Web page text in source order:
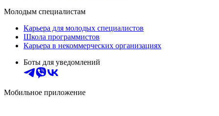
Молодым специалистам
Карьера для молодых специалистов
Школа программистов
Карьера в некоммерческих организациях
Боты для уведомлений
Мобильное приложение